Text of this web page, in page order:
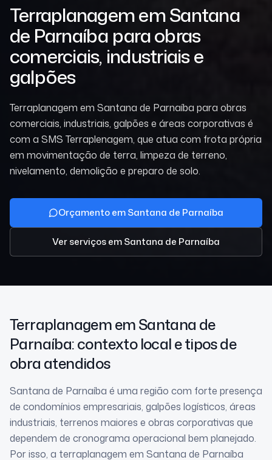
Terraplanagem em Santana
de Parnaíba para obras
comerciais, industriais e
galpões
Terraplanagem em Santana de Parnaíba para obras
comerciais, industriais, galpões e áreas corporativas é
com a SMS Terraplenagem, que atua com frota própria
em movimentação de terra, limpeza de terreno,
nivelamento, demolição e preparo de solo.
Orçamento em Santana de Parnaíba
Ver serviçosem Santana de Parnaíba
Terraplanagemem Santana de
Parnaíba: contexto local e tipos de
obra atendidos
Santana de Parnaíba é uma região com forte presença
de condomínios empresariais, galpões logísticos, áreas
industriais, terrenos maiores e obras corporativas que
dependem de cronograma operacional bem planejado.
Por isso, a terraplanagem em Santana de Parnaíba